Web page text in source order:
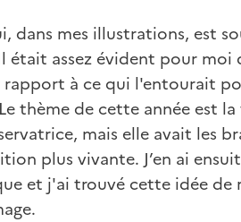
dans mes illustrations, est
était assez évident pour
à ce qui l'entourait
thème de cette année est la
mais elle avait les
plus vivante. J’en ai
et j'ai trouvé cette idée